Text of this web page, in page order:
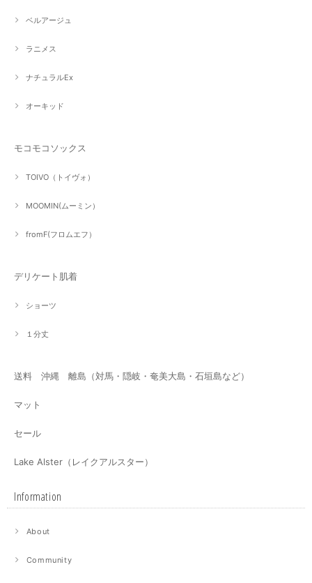
ベルアージュ
ラニメス
ナチュラルEx
オーキッド
モコモコソックス
TOIVO（トイヴォ）
MOOMIN(ムーミン）
fromF(フロムエフ）
デリケート肌着
ショーツ
１分丈
送料 沖縄 離島（対馬・隠岐・奄美大島・石垣島など）
マット
セール
Lake Alster（レイクアルスター）
Information
About
Community